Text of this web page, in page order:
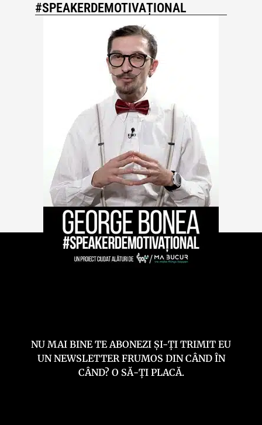
#SPEAKERDEMOTIVAȚIONAL
NU MAI BINE TE ABONEZI ȘI-ȚI TRIMIT EU
UN NEWSLETTER FRUMOS DIN CÂND ÎN
CÂND? O SĂ-ȚI PLACĂ.